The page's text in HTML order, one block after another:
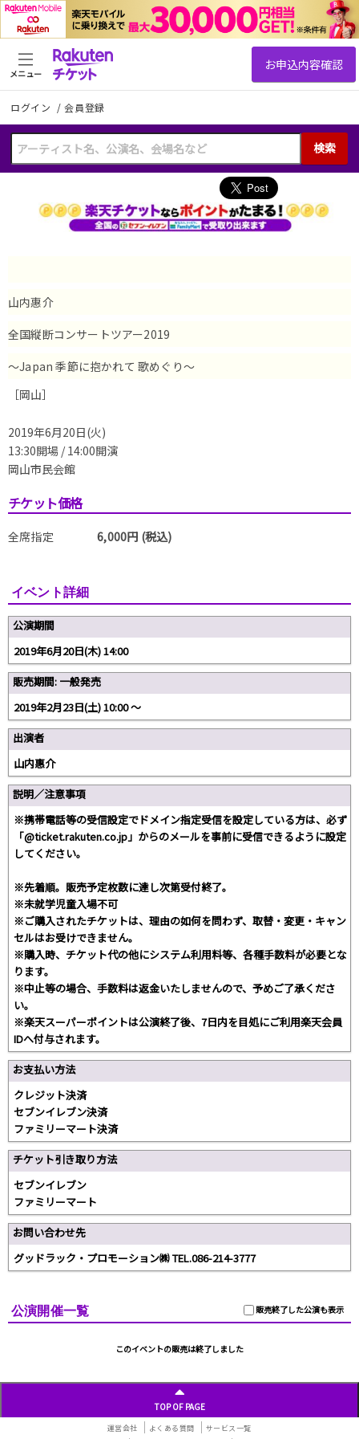
ログイン /会員登録
検索
メニュー
山内惠介
全国縦断コンサートツアー2019
〜Japan 季節に抱かれて 歌めぐり〜
［岡山］
2019年6月20日(火)
13:30開場 / 14:00開演
岡山市民会館
チケット価格
全席指定 6,000円 (税込)
イベント詳細
公演期間
2019年6月20日(木) 14:00
販売期間: 一般発売
2019年2月23日(土) 10:00 〜
出演者
山内惠介
説明／注意事項
※携帯電話等の受信設定でドメイン指定受信を設定している方は、必ず
「@ticket.rakuten.co.jp」からのメールを事前に受信できるように設定
してください。
※先着順。販売予定枚数に達し次第受付終了。
※未就学児童入場不可
※ご購入されたチケットは、理由の如何を問わず、取替・変更・キャン
セルはお受けできません。
※購入時、チケット代の他にシステム利用料等、各種手数料が必要とな
ります。
※中止等の場合、手数料は返金いたしませんので、予めご了承くださ
い。
※楽天スーパーポイントは公演終了後、7日内を目処にご利用楽天会員
IDへ付与されます。
お支払い方法
クレジット決済
セブンイレブン決済
ファミリーマート決済
チケット引き取り方法
セブンイレブン
ファミリーマート
お問い合わせ先
グッドラック・プロモーション㈱ TEL.086-214-3777
販売終了した公演も表示
公演開催一覧
このイベントの販売は終了しました
TOP OF PAGE
運営会社 よくある質問 サービス一覧